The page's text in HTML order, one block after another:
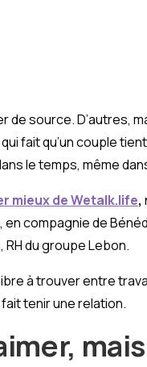
source. D’autres,
fait qu’un couple
le temps, même
mieux de Wetalk.life,
compagnie de
du groupe Lebon.
à trouver entre
tenir une relation.